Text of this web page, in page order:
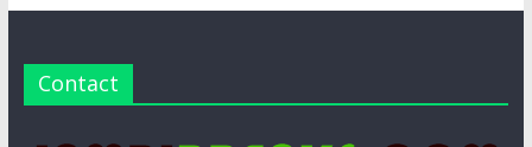
Contact